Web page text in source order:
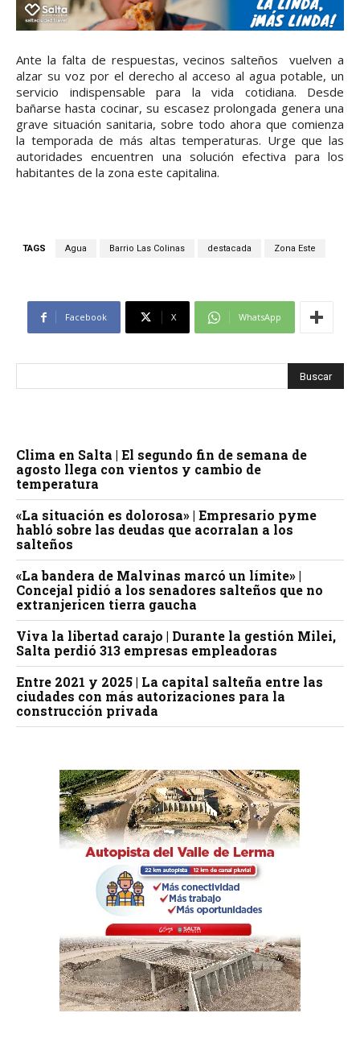
Ante la falta de respuestas, vecinos salteños vuelven a
alzar su voz por el derecho al acceso al agua potable, un
servicio indispensable para la vida cotidiana. Desde
bañarse hasta cocinar, su escasez prolongada genera una
grave situación sanitaria, sobre todo ahora que comienza
la temporada de más altas temperaturas. Urge que las
autoridades encuentren una solución efectiva para los
habitantes de la zona este capitalina.
TAGS Agua Barrio Las Colinas destacada Zona Este
Facebook X WhatsApp
Clima en Salta | El segundo fin de semana de
agosto llega con vientos y cambio de
temperatura
«La situación es dolorosa» | Empresario pyme
habló sobre las deudas que acorralan a los
salteños
«La bandera de Malvinas marcó un límite» |
Concejal pidió a los senadores salteños que no
extranjericen tierra gaucha
Viva la libertad carajo | Durante la gestión Milei,
Salta perdió 313 empresas empleadoras
Entre 2021 y 2025 | La capital salteña entre las
ciudades con más autorizaciones para la
construcción privada